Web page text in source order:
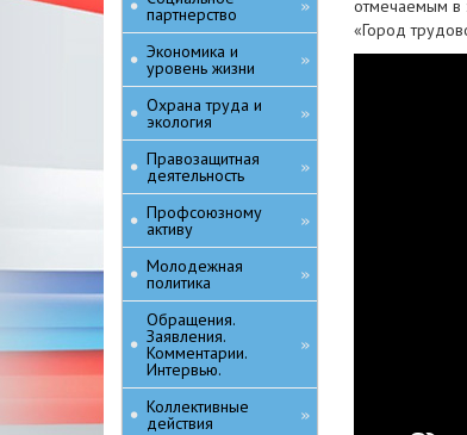
отмечаемым в
«Город
партнерство »
Экономика и
уровень жизни »
Охрана труда и
экология »
Правозащитная
деятельность »
Профсоюзному
активу »
Молодежная
политика »
Обращения.
Заявления.
Комментарии.
Интервью.
»
Коллективные
действия »